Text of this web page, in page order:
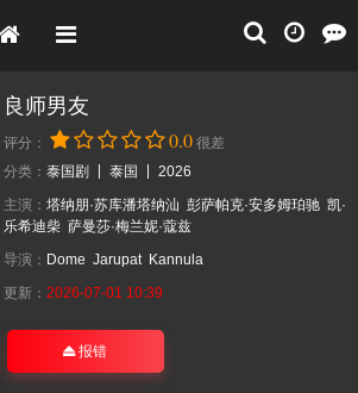
良师男友
评分： 0.0 很差
分类： 泰国剧 泰国
2026
主演： 塔纳朋·苏库潘塔纳汕 彭萨帕克·安多姆珀驰 凯·
乐希迪柴 萨曼莎·梅兰妮·蔻兹
导演： Dome Jarupat Kannula
更新： 2026-07-01 10:39
报错